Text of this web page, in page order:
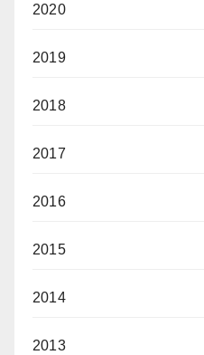
2020
2019
2018
2017
2016
2015
2014
2013